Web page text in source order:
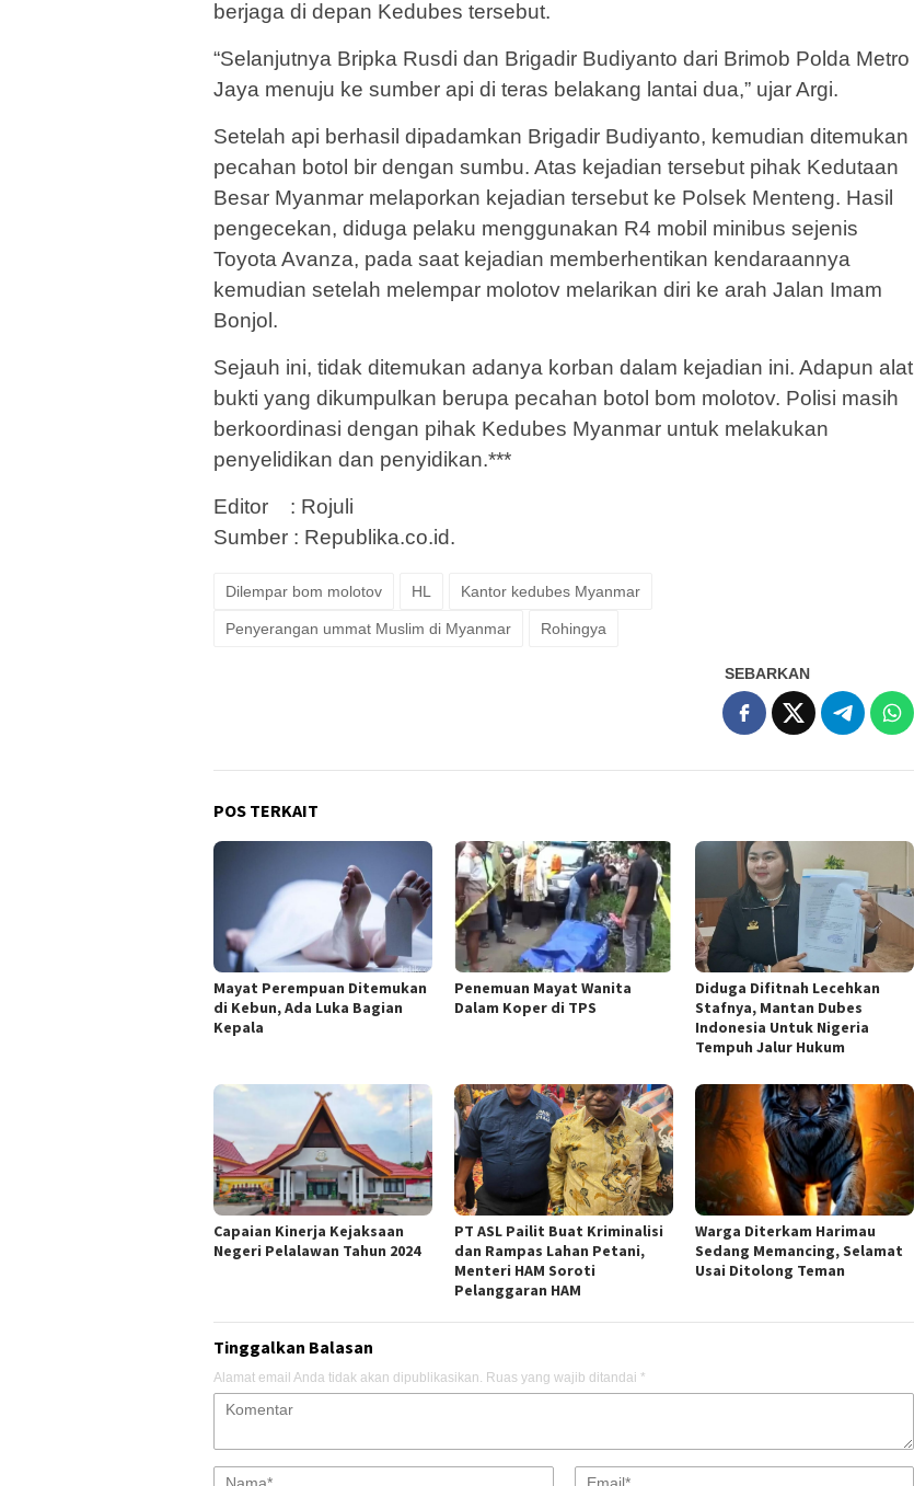
berjaga di depan Kedubes tersebut.
“Selanjutnya Bripka Rusdi dan Brigadir Budiyanto dari Brimob Polda Metro
Jaya menuju ke sumber api di teras belakang lantai dua,” ujar Argi.
Setelah api berhasil dipadamkan Brigadir Budiyanto, kemudian ditemukan
pecahan botol bir dengan sumbu. Atas kejadian tersebut pihak Kedutaan
Besar Myanmar melaporkan kejadian tersebut ke Polsek Menteng. Hasil
pengecekan, diduga pelaku menggunakan R4 mobil minibus sejenis
Toyota Avanza, pada saat kejadian memberhentikan kendaraannya
kemudian setelah melempar molotov melarikan diri ke arah Jalan Imam
Bonjol.
Sejauh ini, tidak ditemukan adanya korban dalam kejadian ini. Adapun alat
bukti yang dikumpulkan berupa pecahan botol bom molotov. Polisi masih
berkoordinasi dengan pihak Kedubes Myanmar untuk melakukan
penyelidikan dan penyidikan.***
Editor : Rojuli
Sumber : Republika.co.id.
Dilempar bom molotov HL Kantor kedubes Myanmar
Penyerangan ummat Muslim di Myanmar Rohingya
SEBARKAN
POS TERKAIT
Mayat Perempuan Ditemukan
di Kebun, Ada Luka Bagian
Kepala
Penemuan Mayat Wanita
Dalam Koper di TPS
Diduga Difitnah Lecehkan
Stafnya, Mantan Dubes
Indonesia Untuk Nigeria
Tempuh Jalur Hukum
Capaian Kinerja Kejaksaan
Negeri Pelalawan Tahun 2024
PT ASL Pailit Buat Kriminalisi
dan Rampas Lahan Petani,
Menteri HAM Soroti
Pelanggaran HAM
Warga Diterkam Harimau
Sedang Memancing, Selamat
Usai Ditolong Teman
Tinggalkan Balasan
Alamat email Anda tidak akan dipublikasikan. Ruas yang wajib ditandai *